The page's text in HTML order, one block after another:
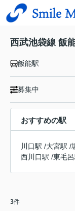
西武池袋線 飯
飯能駅
募集中
おすすめの駅
川口駅 /大宮駅 /
西川口駅 /東毛
3件